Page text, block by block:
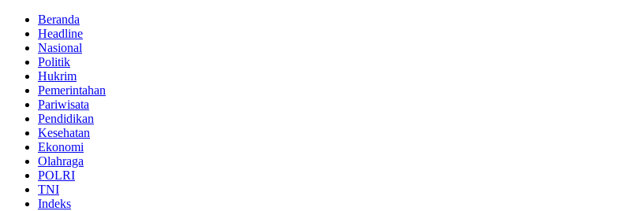
Beranda
Headline
Nasional
Politik
Hukrim
Pemerintahan
Pariwisata
Pendidikan
Kesehatan
Ekonomi
Olahraga
POLRI
TNI
Indeks